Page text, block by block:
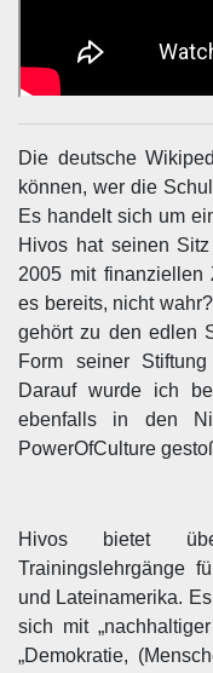
Die deutsche
können, wer die
Es handelt sich um
Hivos hat seinen
2005 mit finanziellen
es bereits, nicht
gehört zu den edlen
Form seiner
Darauf wurde ich
ebenfalls in den
PowerOfCulture
Hivos bietet
Trainingslehrgänge
und Lateinamerika.
sich mit
„Demokratie,